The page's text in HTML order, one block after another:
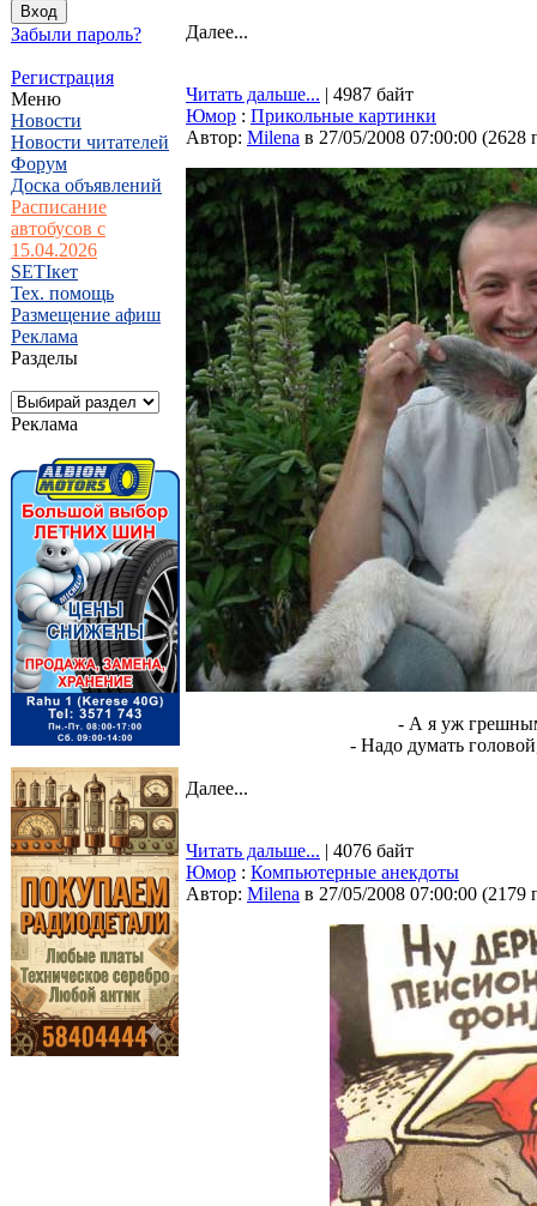
Забыли пароль?
Регистрация
Меню
Новости
Новости читателей
Форум
Доска объявлений
Расписание
автобусов с
15.04.2026
SETIкет
Тех. помощь
Размещение афиш
Реклама
Разделы
Реклама
Далее...
Читать дальше... | 4987 байт
Юмор : Прикольные картинки
Автор: Milena в 27/05/2008 07:00:00 (2628
- А я уж
- Надо думать
Далее...
Читать дальше... | 4076 байт
Юмор : Компьютерные анекдоты
Автор: Milena в 27/05/2008 07:00:00 (2179